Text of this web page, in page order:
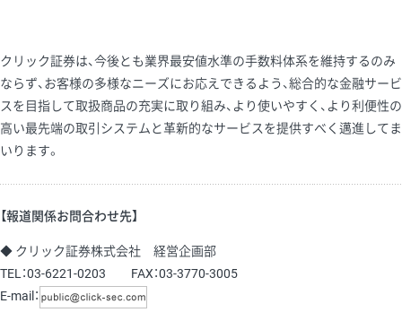
クリック証券は、今後とも業界最安値水準の手数料体系を維持するのみ
ならず、お客様の多様なニーズにお応えできるよう、総合的な金融サービ
スを目指して取扱商品の充実に取り組み、より使いやすく、より利便性の
高い最先端の取引システムと革新的なサービスを提供すべく邁進してま
いります。
【報道関係お問合わせ先】
◆ クリック証券株式会社 経営企画部
TEL：03-6221-0203 FAX：03-3770-3005
E-mail：